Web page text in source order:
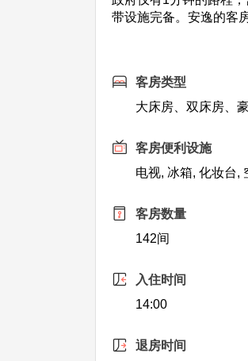
带设施完备。安逸的客
客房类型
大床房、双床房、
客房便利设施
电视, 冰箱, 化妆台,
客房数量
142间
入住时间
14:00
退房时间